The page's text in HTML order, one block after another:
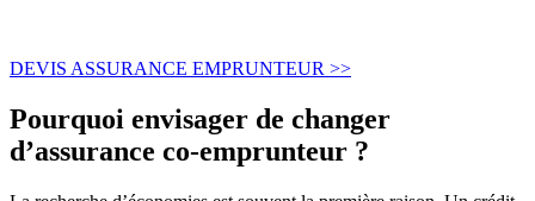
DEVIS ASSURANCE EMPRUNTEUR >>
Pourquoi envisager de changer
d’assurance co-emprunteur ?